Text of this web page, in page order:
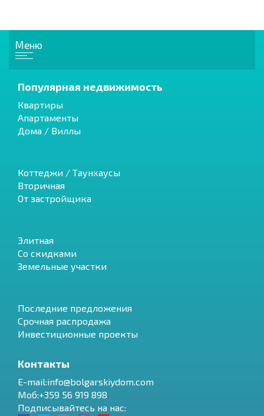
Меню
Популярная недвижимость
Квартиры
Апартаменты
Дома / Виллы
Коттеджи / Таунхаусы
Вторичная
От застройщика
Элитная
Со скидками
Земельные участки
Последние предложения
Срочная распродажа
Инвестиционные проекты
Контакты
E-mail:info@bolgarskiydom.com
Моб:+359 56 919 898
Подписывайтесь на нас: